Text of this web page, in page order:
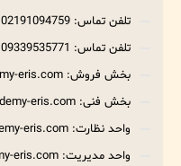
تلفن تماس: 02191094759 - 32 خط
تلفن تماس: 09339535771 ارتباط مستتقیم
بخش فروش: service@academy-eris.com
بخش فنی: technical@academy-eris.com
واحد نظارت: complaints@academy-eris.com
واحد مدیریت: manager@academy-eris.com